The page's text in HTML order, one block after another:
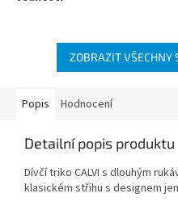
ZOBRAZIT VŠECHNY
Popis Hodnocení
Detailní popis produktu
Dívčí triko CALVI s dlouhým
klasickém střihu s designem